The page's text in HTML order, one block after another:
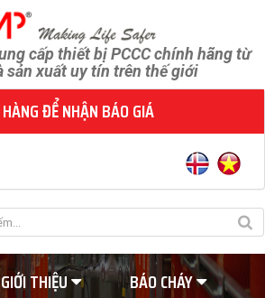
cấp thiết bị PCCC chính hãng từ
sản xuất uy tín trên thế giới
ĐỂ NHẬN BÁO GIÁ
GIỚI THIỆU
BÁO CHÁY